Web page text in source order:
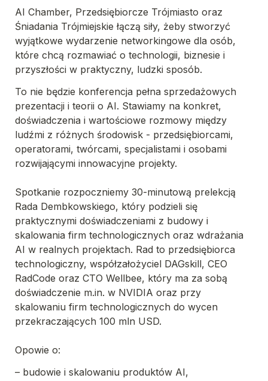
AI Chamber, Przedsiębiorcze Trójmiasto oraz
Śniadania Trójmiejskie łączą siły, żeby stworzyć
wyjątkowe wydarzenie networkingowe dla osób,
które chcą rozmawiać o technologii, biznesie i
przyszłości w praktyczny, ludzki sposób.
To nie będzie konferencja pełna sprzedażowych
prezentacji i teorii o AI. Stawiamy na konkret,
doświadczenia i wartościowe rozmowy między
ludźmi z różnych środowisk - przedsiębiorcami,
operatorami, twórcami, specjalistami i osobami
rozwijającymi innowacyjne projekty.
Spotkanie rozpoczniemy 30-minutową prelekcją
Rada Dembkowskiego, który podzieli się
praktycznymi doświadczeniami z budowy i
skalowania firm technologicznych oraz wdrażania
AI w realnych projektach. Rad to przedsiębiorca
technologiczny, współzałożyciel DAGskill, CEO
RadCode oraz CTO Wellbee, który ma za sobą
doświadczenie m.in. w NVIDIA oraz przy
skalowaniu firm technologicznych do wycen
przekraczających 100 mln USD.
– budowie i skalowaniu produktów AI,